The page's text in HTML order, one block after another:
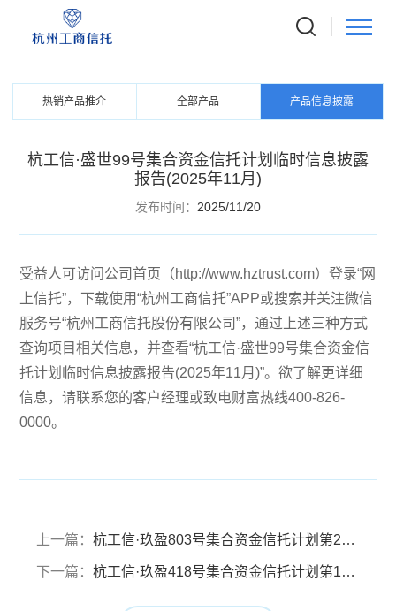
信托产品
热销产品推介 全部产品 产品信息披露
杭工信·盛世99号集合资金信托计划临时信息披露
报告(2025年11月)
发布时间： 2025/11/20
受益人可访问公司首页（http://www.hztrust.com）登录“网
上信托”，下载使用“杭州工商信托”APP或搜索并关注微信
服务号“杭州工商信托股份有限公司”，通过上述三种方式
查询项目相关信息，并查看“杭工信·盛世99号集合资金信
托计划临时信息披露报告(2025年11月)”。欲了解更详细
信息，请联系您的客户经理或致电财富热线400-826-
0000。
上一篇： 杭工信·玖盈803号集合资金信托计划第2轮成立公告
下一篇： 杭工信·玖盈418号集合资金信托计划第1轮成立公告